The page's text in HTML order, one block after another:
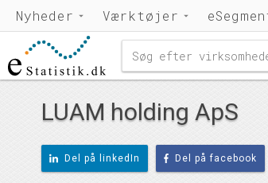
Nyheder Værktøjer
LUAM holding ApS
Del på linkedIn Del på facebook